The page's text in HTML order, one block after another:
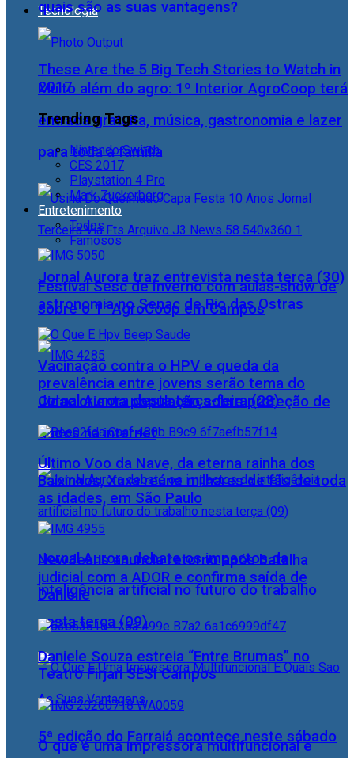
Tecnologia
Muito além do agro: 1º Interior AgroCoop terá
entrada gratuita, música, gastronomia e lazer
para toda a família
Jornal Aurora traz entrevista nesta terça (30)
sobre o 1° AgroCoop em Campos
Cidac orienta população sobre proteção de
dados na internet
Jornal Aurora debate os impactos da
inteligência artificial no futuro do trabalho
nesta terça (09)
O que é uma impressora multifuncional e
quais são as suas vantagens?
These Are the 5 Big Tech Stories to Watch in
2017
Trending Tags
Nintendo Switch
CES 2017
Playstation 4 Pro
Mark Zuckerberg
Entretenimento
Todos
Famosos
Festival Sesc de Inverno com aulas-show de
astronomia no Senac de Rio das Ostras
Vacinação contra o HPV e queda da
prevalência entre jovens serão tema do
Jornal Aurora desta terça-feira (28)
Último Voo da Nave, da eterna rainha dos
Baixinhos, Xuxa reúne milhares de fãs de toda
as idades, em São Paulo
NewJeans anuncia retorno após batalha
judicial com a ADOR e confirma saída de
Danielle
Daniele Souza estreia “Entre Brumas” no
Teatro Firjan SESI Campos
5ª edição do Farraiá acontece neste sábado